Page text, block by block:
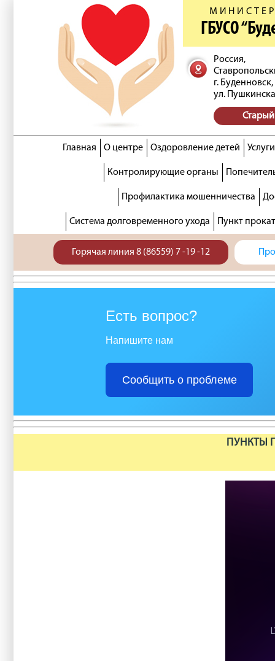
ГБУСО
Россия,
г. Буденновск,
ул.
Старый
Главная О центре Оздоровление детей Услуги
Контролирующие органы
Профилактика мошенничества
Система долговременного ухода Пункт
Горячая линия 8 (86559) 7 -19 -12
Есть вопрос?
Напишите нам
Сообщить о проблеме
ПУНКТЫ